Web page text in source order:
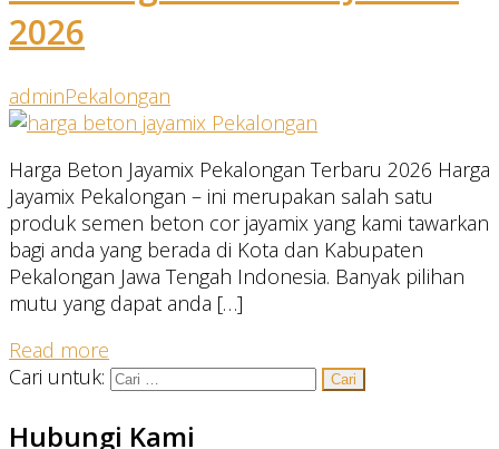
2026
adminPekalongan
Harga Beton Jayamix Pekalongan Terbaru 2026 Harga
Jayamix Pekalongan – ini merupakan salah satu
produk semen beton cor jayamix yang kami tawarkan
bagi anda yang berada di Kota dan Kabupaten
Pekalongan Jawa Tengah Indonesia. Banyak pilihan
mutu yang dapat anda […]
Read more
Cari untuk:
Hubungi Kami